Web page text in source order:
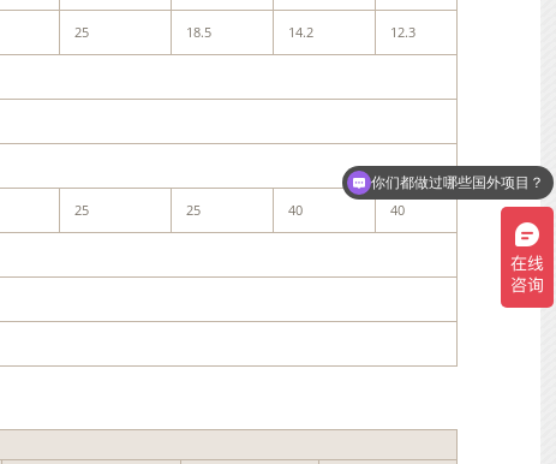
25 18.5 14.2 12.3
25 25 40 40
你们都做过哪些国外项目？